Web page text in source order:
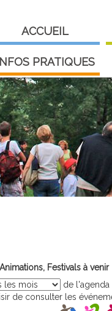
ACCUEIL
PRATIQUES
Festivals à venir
de l'agenda
de consulter les